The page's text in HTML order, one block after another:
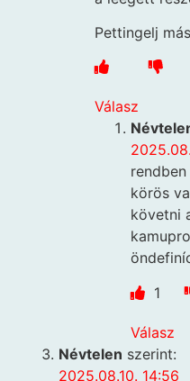
Pettingelj
Válasz
körös
követni
1
Válasz
Névtelen szerint:
2025.08.10. 14:56